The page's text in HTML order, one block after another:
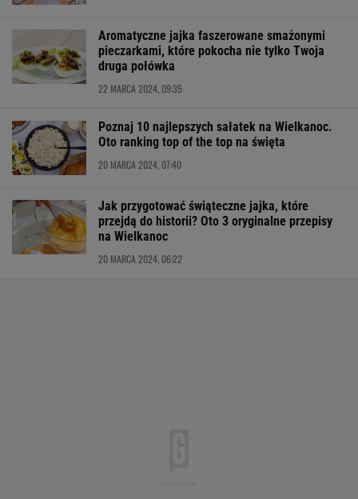
Aromatyczne jajka faszerowane smażonymi
pieczarkami, które pokocha nie tylko Twoja
druga połówka
22 MARCA 2024, 09:35
Poznaj 10 najlepszych sałatek na Wielkanoc.
Oto ranking top of the top na święta
20 MARCA 2024, 07:40
Jak przygotować świąteczne jajka, które
przejdą do historii? Oto 3 oryginalne przepisy
na Wielkanoc
20 MARCA 2024, 06:22